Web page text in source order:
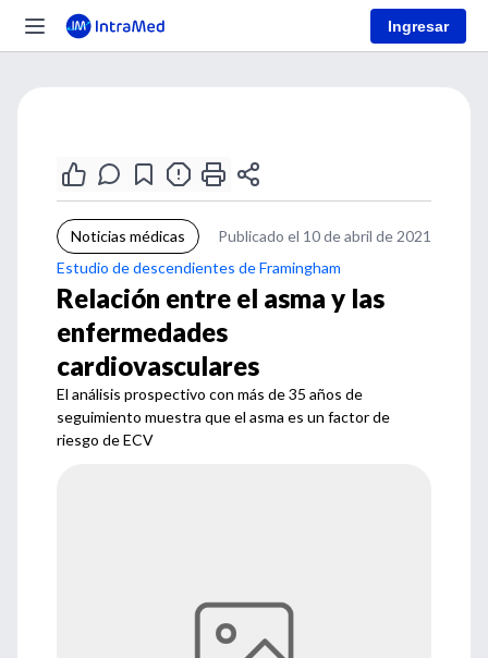
Ingresar
Noticias médicas
Publicado el 10 de abril de 2021
Estudio de descendientes de Framingham
Relación entre el asma y las
enfermedades
cardiovasculares
El análisis prospectivo con más de 35 años de
seguimiento muestra que el asma es un factor de
riesgo de ECV